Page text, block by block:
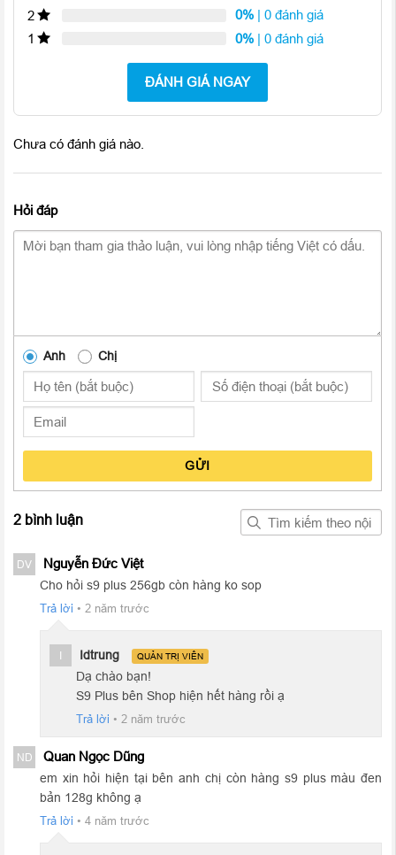
trong quá trình sử dụng thực tế, tốc độ xử lý và khả năng chạy
đa nhiệm của máy cũng vô cùng ấn tượng.
Camera được nâng cấp
Điện thoại Samsung Galaxy S9
sau với công nghệ OIS, Dual Pixel và đặc biệt là khả năng thay
đổi khẩu độ linh hoạt từ f/1.5 đến f/2.4 để chụp ảnh xóa phông
tốt hơn và chụp ảnh thiếu sáng chất lượng hơn. Đặc biệt, máy
còn có khả năng quay video siêu chạm (slow-motion) ở tốc độ
960fps cho độ phân giải HD mang lại những thước phim đầy
nghệ thuật.
Dung lượng cũ pin khá
Samsung Galaxy S9 Plusvới viên pin có dung lượng lên đến
2 0% | 0 đánh giá
1
0% | 0 đánh giá
ĐÁNH GIÁ NGAY
Chưa có đánh giá nào.
Hỏi đáp
Anh Chị
GỬI
2 bình luận
DV Nguyễn Đức Việt
Cho hỏi s9 plus 256gb còn hàng ko sop
Trả lời • 2 năm trước
I Idtrung QUẢN TRỊ VIÊN
Dạ chào bạn!
S9 Plus bên Shop hiện hết hàng rồi ạ
Trả lời • 2 năm trước
ND Quan Ngọc Dũng
em xin hỏi hiện tại bên anh chị còn hàng s9 plus màu đen
bản 128g không ạ
Trả lời • 4 năm trước